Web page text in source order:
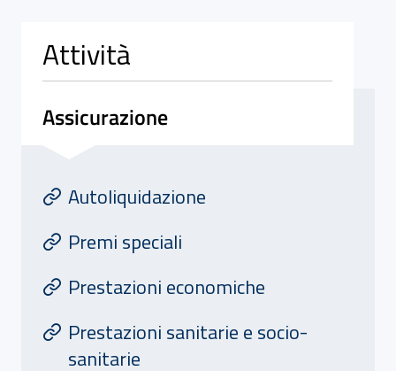
Attività
Assicurazione
Autoliquidazione
Premi speciali
Prestazioni economiche
Prestazioni sanitarie e socio-
sanitarie